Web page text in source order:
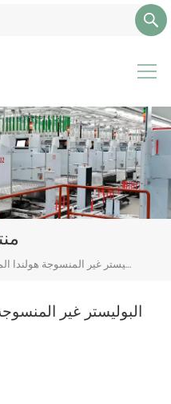
البوليستر غير المنسوجة هولندا المخملية أريكة غطاء النسيج
البوليستر غير